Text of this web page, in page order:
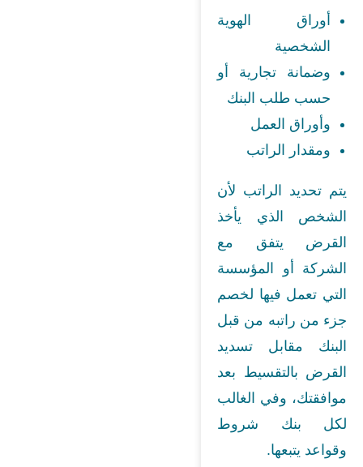
أوراق الهوية
الشخصية
وضمانة تجارية أو
حسب طلب البنك
وأوراق العمل
ومقدار الراتب
يتم تحديد الراتب لأن
الشخص الذي يأخذ
القرض يتفق مع
الشركة أو المؤسسة
التي تعمل فيها لخصم
جزء من راتبه من قبل
البنك مقابل تسديد
القرض بالتقسيط بعد
موافقتك، وفي الغالب
لكل بنك شروط
وقواعد يتبعها.